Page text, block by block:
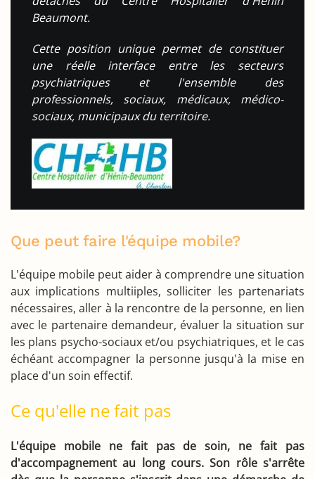
Beaumont.
Cette position unique permet de constituer
une réelle interface entre les secteurs
psychiatriques et l'ensemble des
professionnels, sociaux, médicaux, médico-
sociaux, municipaux du territoire.
Que peut faire l'équipe mobile?
L'équipe mobile peut aider à comprendre une situation
aux implications multiiples, solliciter les partenariats
nécessaires, aller à la rencontre de la personne, en lien
avec le partenaire demandeur, évaluer la situation sur
les plans psycho-sociaux et/ou psychiatriques, et le cas
échéant accompagner la personne jusqu'à la mise en
place d'un soin effectif.
Ce qu'elle ne fait pas
L'équipe mobile ne fait pas de soin, ne fait pas
d'accompagnement au long cours. Son rôle s'arrête